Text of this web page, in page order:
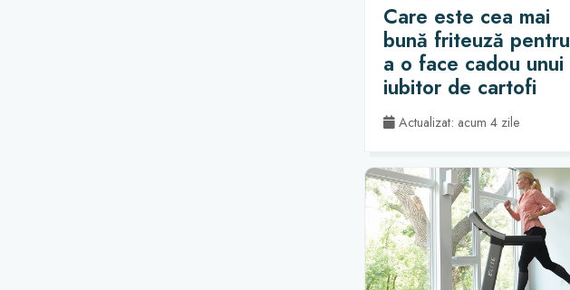
Care este cea mai
bună friteuză pentru
a o face cadou unui
iubitor de cartofi
prăjiți?
Actualizat: acum 4 zile